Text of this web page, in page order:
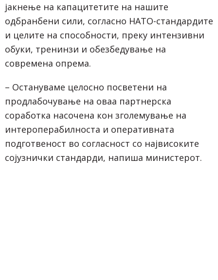
јакнење на капацитетите на нашите
одбранбени сили, согласно НАТО-стандардите
и целите на способности, преку интензивни
обуки, тренинзи и обезбедување на
современа опрема.
– Остануваме целосно посветени на
продлабочување на оваа партнерска
соработка насочена кон зголемување на
интероперабилноста и оперативната
подготвеност во согласност со највисоките
сојузнички стандарди, напиша министерот.